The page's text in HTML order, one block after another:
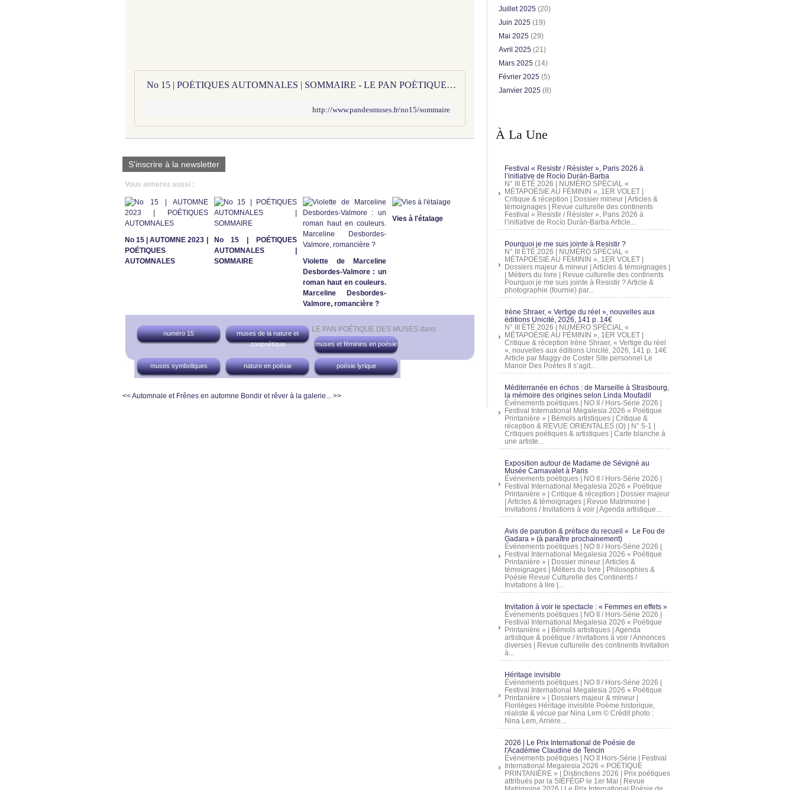
No 15 | POÉTIQUES AUTOMNALES | SOMMAIRE - LE PAN POÉTIQUE DES MUSES
http://www.pandesmuses.fr/no15/sommaire
S'inscrire à la newsletter
Vous aimerez aussi :
No 15 | AUTOMNE 2023 |
POÉTIQUES
AUTOMNALES
No 15 | POÉTIQUES
AUTOMNALES |
SOMMAIRE
Violette de Marceline
Desbordes-Valmore : un
roman haut en couleurs.
Marceline Desbordes-
Valmore, romancière ?
Vies à l'étalage
LE PAN POÉTIQUE DES MUSES dans
numéro 15
muses de la nature et
zoopoétique
muses et féminins en poésie
muses symboliques nature en poésie poésie lyrique
<< Automnale et Frênes en automne Bondir et rêver à la galerie... >>
Juillet 2025 (20)
Juin 2025 (19)
Mai 2025 (29)
Avril 2025 (21)
Mars 2025 (14)
Février 2025 (5)
Janvier 2025 (8)
À La Une
Festival « Resistir / Résister », Paris 2026 à
l’initiative de Rocío Durán-Barba
N° III ÉTÉ 2026 | NUMÉRO SPÉCIAL «
MÉTAPOÉSIE AU FÉMININ », 1ER VOLET |
Critique & réception | Dossier mineur | Articles &
témoignages | Revue culturelle des continents
Festival « Resistir / Résister », Paris 2026 à
l’initiative de Rocío Durán-Barba Article...
Pourquoi je me suis jointe à Resistir ?
N° III ÉTÉ 2026 | NUMÉRO SPÉCIAL «
MÉTAPOÉSIE AU FÉMININ », 1ER VOLET |
Dossiers majeur & mineur | Articles & témoignages |
| Métiers du livre | Revue culturelle des continents
Pourquoi je me suis jointe à Resistir ? Article &
photographie (fournie) par...
Irène Shraer, « Vertige du réel », nouvelles aux
éditions Unicité, 2026, 141 p. 14€
N° III ÉTÉ 2026 | NUMÉRO SPÉCIAL «
MÉTAPOÉSIE AU FÉMININ », 1ER VOLET |
Critique & réception Irène Shraer, « Vertige du réel
», nouvelles aux éditions Unicité, 2026, 141 p. 14€
Article par Maggy de Coster Site personnel Le
Manoir Des Poètes Il s’agit...
Méditerranée en échos : de Marseille à Strasbourg,
la mémoire des origines selon Linda Moufadil
Événements poétiques | NO II / Hors-Série 2026 |
Festival International Megalesia 2026 « Poétique
Printanière » | Bémols artistiques | Critique &
réception & REVUE ORIENTALES (O) | N° 5-1 |
Critiques poétiques & artistiques | Carte blanche à
une artiste...
Exposition autour de Madame de Sévigné au
Musée Carnavalet à Paris
Événements poétiques | NO II / Hors-Série 2026 |
Festival International Megalesia 2026 « Poétique
Printanière » | Critique & réception | Dossier majeur
| Articles & témoignages | Revue Matrimoine |
Invitations / Invitations à voir | Agenda artistique...
Avis de parution & préface du recueil « Le Fou de
Gadara » (à paraître prochainement)
Événements poétiques | NO II / Hors-Série 2026 |
Festival International Megalesia 2026 « Poétique
Printanière » | Dossier mineur | Articles &
témoignages | Métiers du livre | Philosophies &
Poésie Revue Culturelle des Continents /
Invitations à lire |...
Invitation à voir le spectacle : « Femmes en effets »
Événements poétiques | NO II / Hors-Série 2026 |
Festival International Megalesia 2026 « Poétique
Printanière » | Bémols artistiques | Agenda
artistique & poétique / Invitations à voir / Annonces
diverses | Revue culturelle des continents Invitation
à...
Héritage invisible
Événements poétiques | NO II / Hors-Série 2026 |
Festival International Megalesia 2026 « Poétique
Printanière » | Dossiers majeur & mineur |
Florilèges Héritage invisible Poème historique,
réaliste & vécue par Nina Lem © Crédit photo :
Nina Lem, Arrière...
2026 | Le Prix International de Poésie de
l'Académie Claudine de Tencin
Événements poétiques | NO II Hors-Série | Festival
International Megalesia 2026 « POÉTIQUE
PRINTANIÈRE » | Distinctions 2026 | Prix poétiques
attribués par la SIÉFÉGP le 1er Mai | Revue